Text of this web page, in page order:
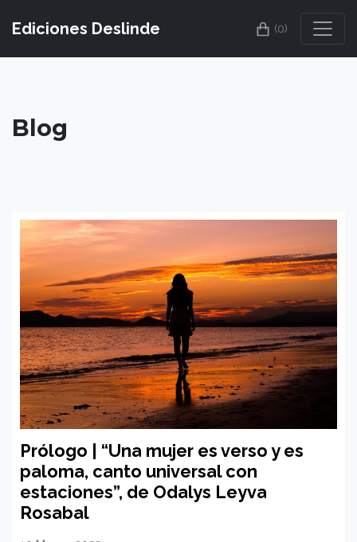
Ediciones Deslinde (0)
Blog
Prólogo | “Una mujer es verso y es
paloma, canto universal con
estaciones”, de Odalys Leyva
Rosabal